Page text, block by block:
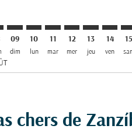
09
dim
10
lun
11
mar
12
mer
13
jeu
14
ven
15
chers de